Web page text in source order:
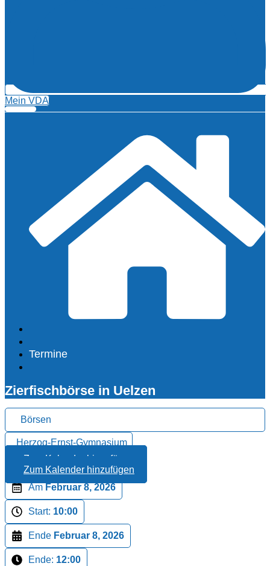
Mein VDA
Termine
Zierfischbörse in Uelzen
Börsen
Herzog-Ernst-Gymnasium
Zum Kalender hinzufügen
Zum Kalender hinzufügen
Am Februar 8, 2026
Start: 10:00
Ende Februar 8, 2026
Ende: 12:00